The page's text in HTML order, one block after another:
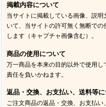
掲載内容について
当サイトに掲載している画像、説
いて、当サイトの許可無く無断で
します（キャプチャ画像含む）。
商品の使用について
万一商品を本来の目的以外で使用
責任を負いかねます。
返品・交換、お支払い、送料等
ご注文商品の返品・交換、お支払